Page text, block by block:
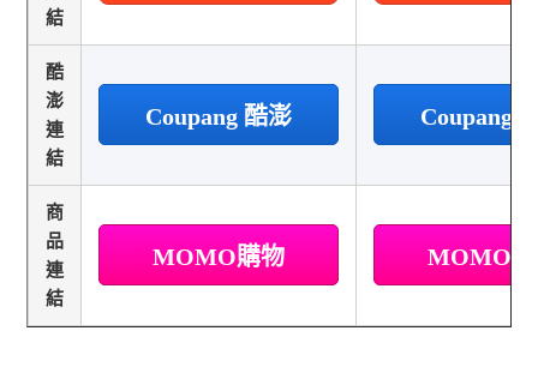
結
酷
澎
連
結
Coupang 酷澎 Coupang
商
品
連
結
MOMO購物 MOMO